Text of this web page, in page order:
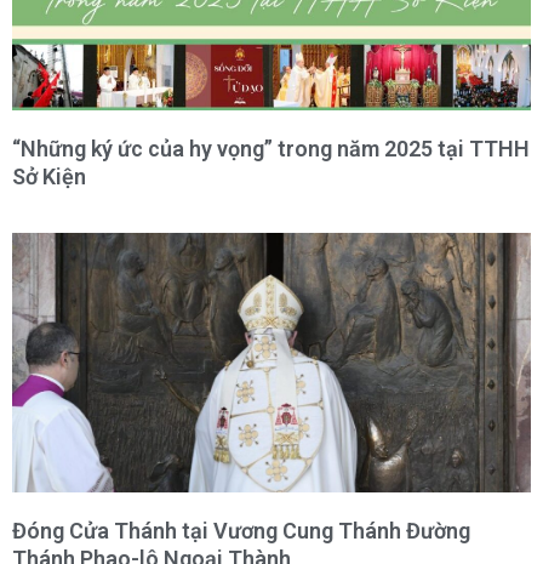
“Những ký ức của hy vọng” trong năm 2025 tại TTHH
Sở Kiện
Đóng Cửa Thánh tại Vương Cung Thánh Đường
Thánh Phao-lô Ngoại Thành